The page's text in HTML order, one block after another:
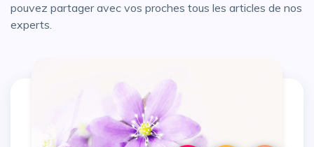
pouvez partager avec vos proches tous les articles de nos
experts.